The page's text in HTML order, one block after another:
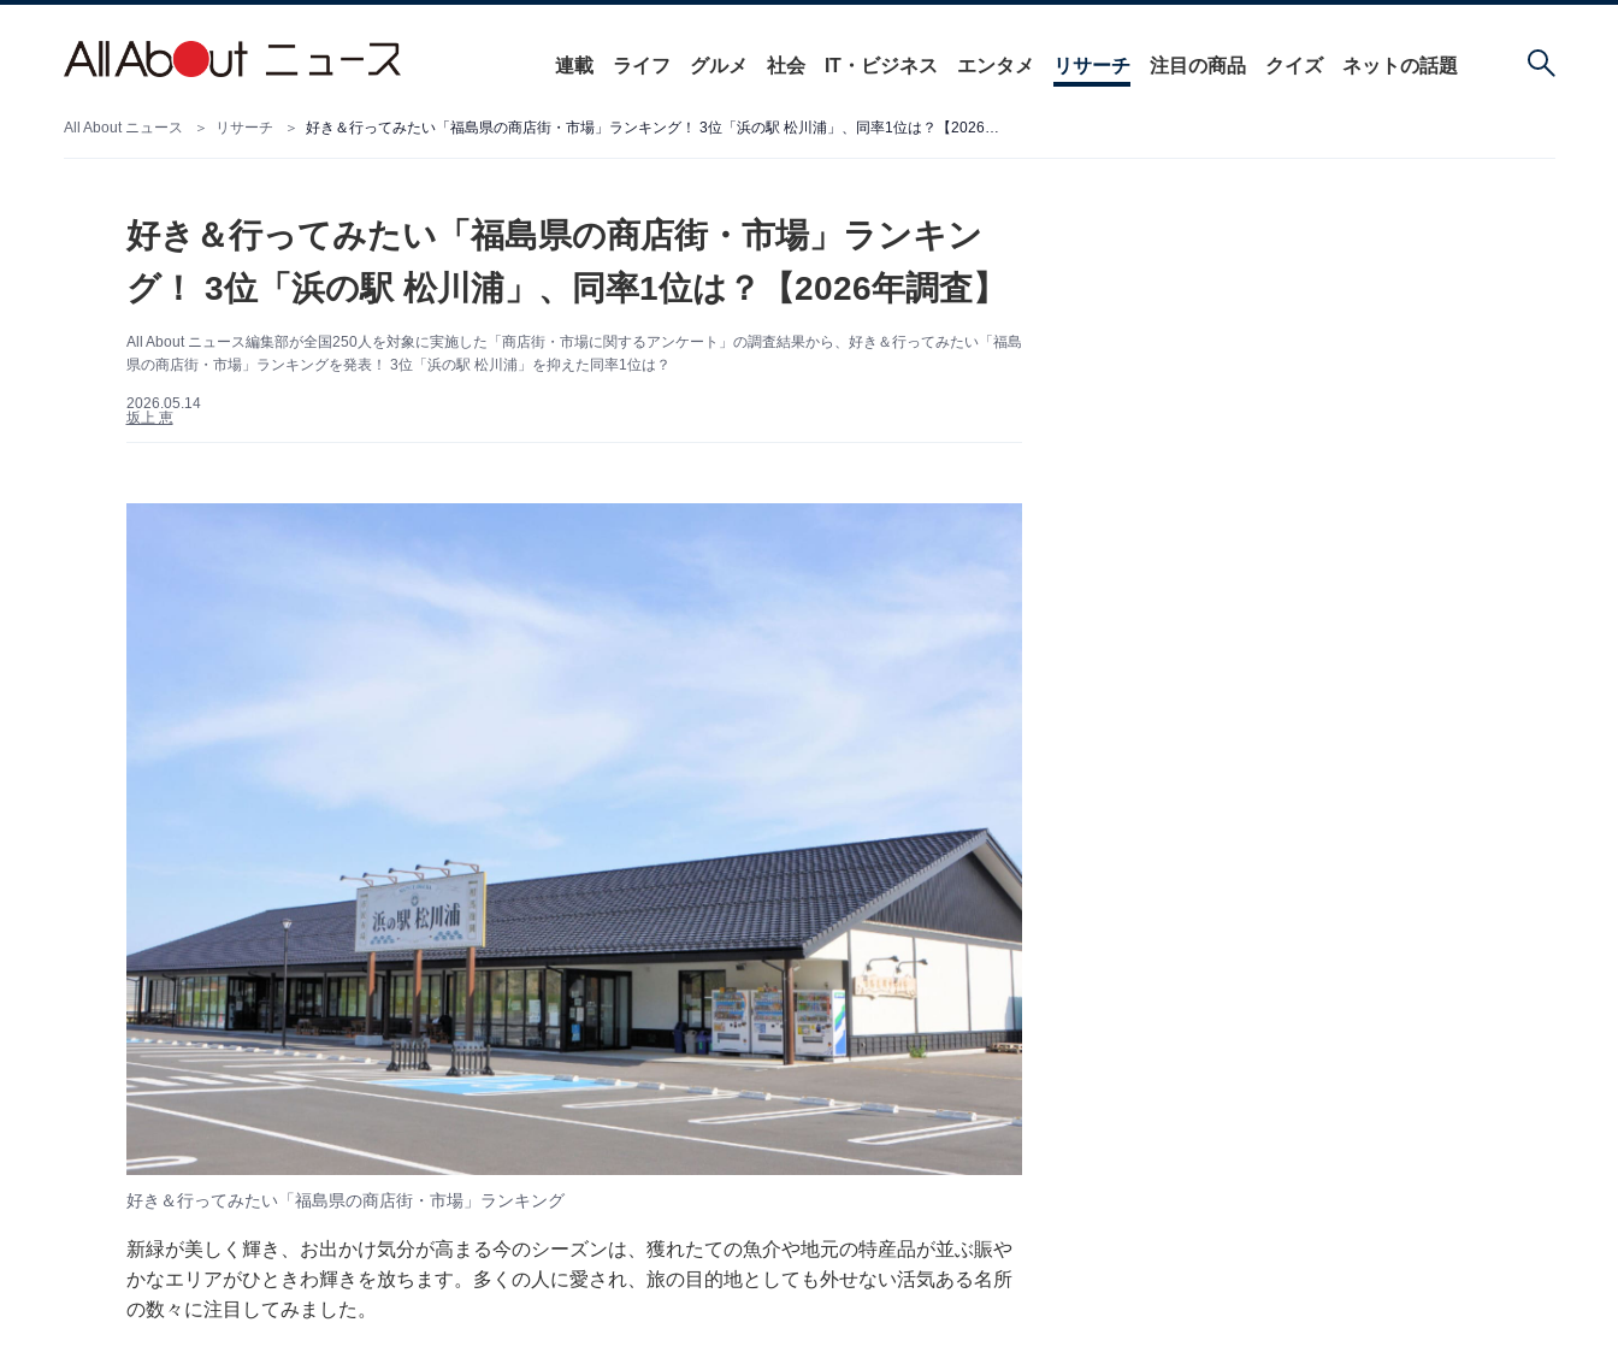
連載 ライフ グルメ 社会 IT・ビジネス エンタメ リサーチ 注目の商品 クイズ ネットの話題
All About ニュース リサーチ 好き＆行ってみたい「福島県の商店街・市場」ランキング！ 3位「浜の駅 松川浦」、同率1位は？【2026年調査】
好き＆行ってみたい「福島県の商店街・市場」ランキン
グ！ 3位「浜の駅 松川浦」、同率1位は？【2026年調査】
All About ニュース編集部が全国250人を対象に実施した「商店街・市場に関するアンケート」の調査結果から、好き＆行ってみたい「福島
県の商店街・市場」ランキングを発表！ 3位「浜の駅 松川浦」を抑えた同率1位は？
2026.05.14
坂上 恵
好き＆行ってみたい「福島県の商店街・市場」ランキング
新緑が美しく輝き、お出かけ気分が高まる今のシーズンは、獲れたての魚介や地元の特産品が並ぶ賑や
かなエリアがひときわ輝きを放ちます。多くの人に愛され、旅の目的地としても外せない活気ある名所
の数々に注目してみました。